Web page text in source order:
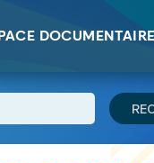
DOCUMENTAIRE